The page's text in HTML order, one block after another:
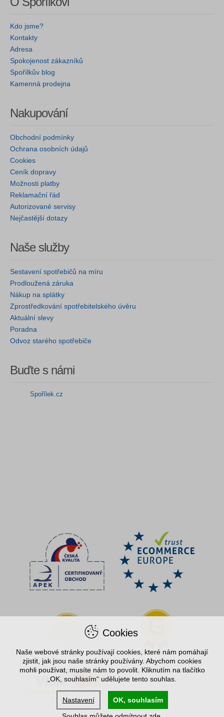
Kdo jsme?
Kontakty
Adresa
Spokojenost zákazníků
Spořílkův blog
Kamenná prodejna
Nakupování
Obchodní podmínky
Ochrana osobních údajů
Cookies
Ceník dopravy
Možnosti platby
Reklamační řád
Autorizované servisy
Nejčastější dotazy
Naše služby
Sestavení spotřebičů na míru
Prodloužená záruka
Nákup na splátky
Zprostředkování spotřebitelského úvěru
Aktuální slevy
Poradna
Odvoz starého spotřebiče
Buďte s námi
Spořílek.cz
Cookies
Naše webové stránky používají cookies, které nám pomáhají
zjistit, jak jsou naše stránky používány. Abychom cookies
mohli používat, musíte nám to povolit. Kliknutím na tlačítko
„OK, souhlasím“ udělujete tento souhlas.
Nastavení
OK, souhlasím